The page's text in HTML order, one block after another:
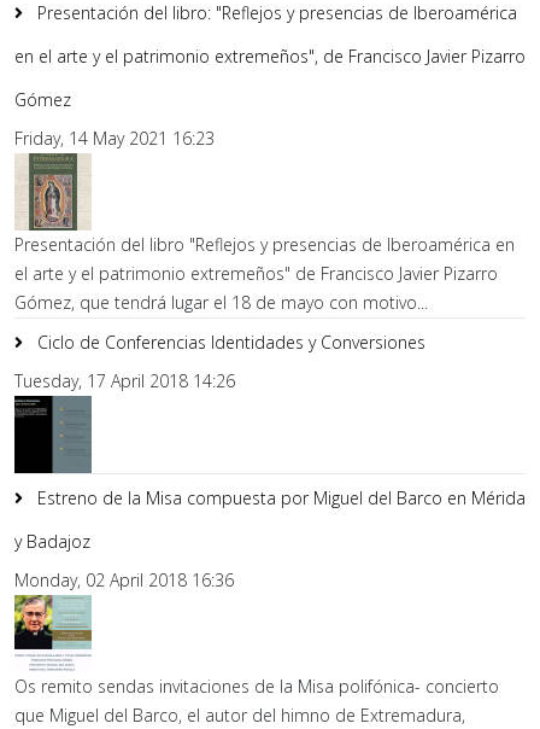
Presentación del libro: "Reflejos y presencias de Iberoamérica
en el arte y el patrimonio extremeños", de Francisco Javier Pizarro
Gómez
Friday, 14 May 2021 16:23
Presentación del libro "Reflejos y presencias de Iberoamérica en
el arte y el patrimonio extremeños" de Francisco Javier Pizarro
Gómez, que tendrá lugar el 18 de mayo con motivo...
Ciclo de Conferencias Identidades y Conversiones
Tuesday, 17 April 2018 14:26
Estreno de la Misa compuesta por Miguel del Barco en Mérida
y Badajoz
Monday, 02 April 2018 16:36
Os remito sendas invitaciones de la Misa polifónica- concierto
que Miguel del Barco, el autor del himno de Extremadura,